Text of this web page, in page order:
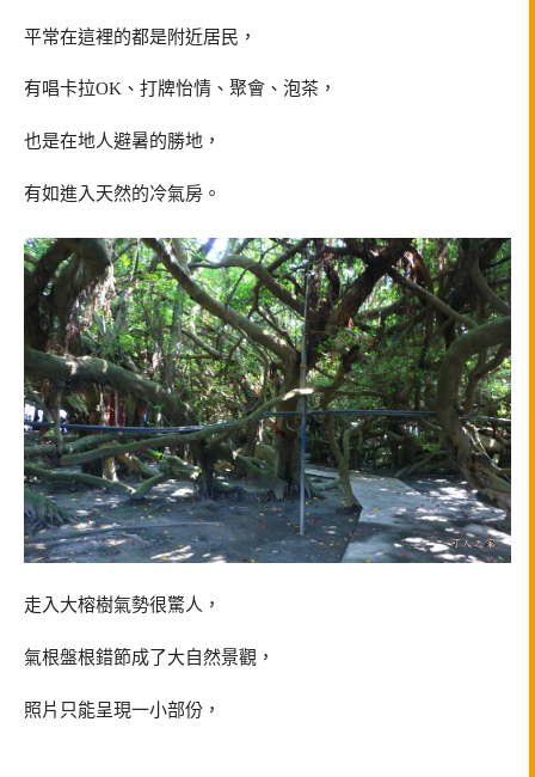
平常在這裡的都是附近居民，
有唱卡拉OK、打牌怡情、聚會、泡茶，
也是在地人避暑的勝地，
有如進入天然的冷氣房。
走入大榕樹氣勢很驚人，
氣根盤根錯節成了大自然景觀，
照片只能呈現一小部份，